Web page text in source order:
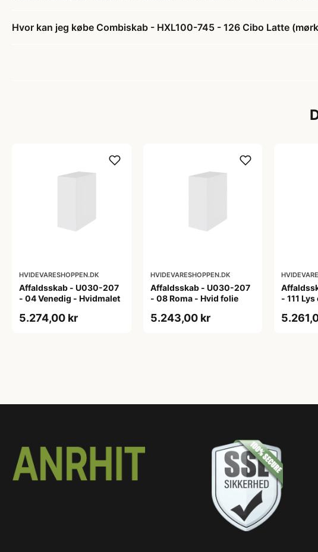
Hvor kan jeg købe Combiskab - HXL100-745 - 126 Cibo Latte
HVIDEVARESHOPPEN.DK
Affaldsskab - U030-207
- 04 Venedig - Hvidmalet
5.274,00 kr
HVIDEVARESHOPPEN.DK
Affaldsskab - U030-207
- 08 Roma - Hvid folie
5.243,00 kr
- 111